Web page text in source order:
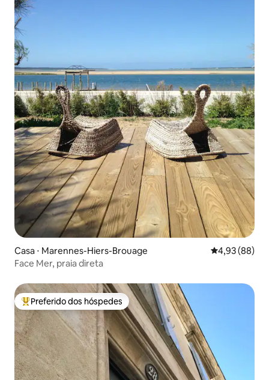
Casa ⋅ Marennes-Hiers-Brouage 4,93 de uma
4,93 (88)
Face Mer, praia direta
Entre os melhores preferidos dos hóspedes
Preferido dos hóspedes